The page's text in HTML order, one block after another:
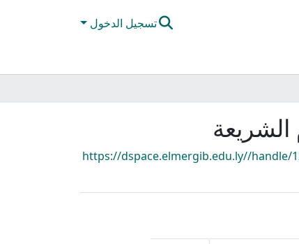
تسجيل الدخول
الشريعة
https://dspace.elmergib.edu.ly//handle/